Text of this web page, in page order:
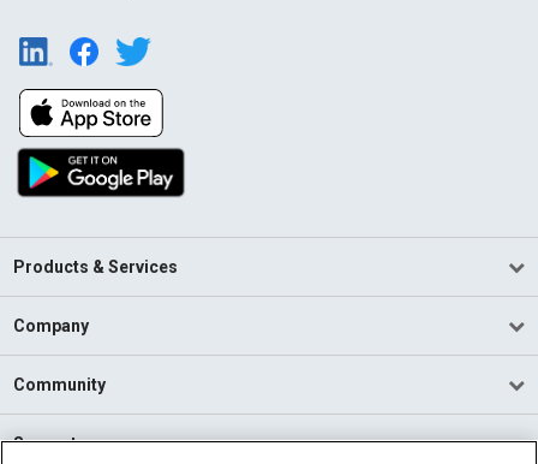
Products & Services
Company
Community
Support